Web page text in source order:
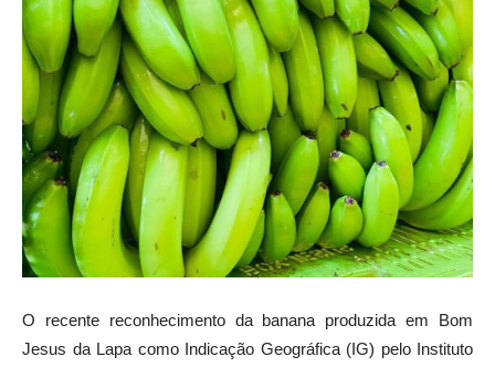
O recente reconhecimento da banana produzida em Bom
Jesus da Lapa como Indicação Geográfica (IG) pelo Instituto